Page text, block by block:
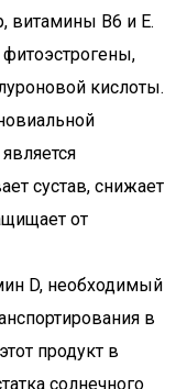
витамины В6 и Е.
кислоты.
сустав, снижает
от
D, необходимый
в
продукт в
солнечного